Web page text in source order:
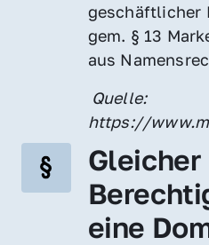
geschäftlicher
gem. § 13
aus
https://
Gleicher
eine